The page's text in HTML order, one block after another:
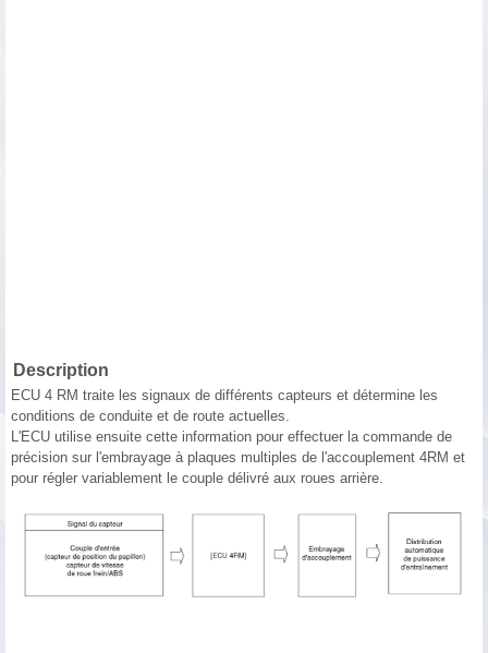
Description
ECU 4 RM traite les signaux de différents capteurs et détermine les
conditions de conduite et de route actuelles.
L'ECU utilise ensuite cette information pour effectuer la commande de
précision sur l'embrayage à plaques multiples de l'accouplement 4RM et
pour régler variablement le couple délivré aux roues arrière.